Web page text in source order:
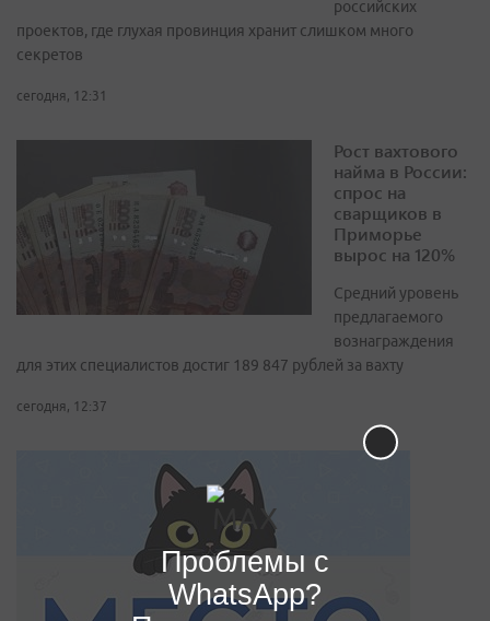
российских
проектов, где глухая провинция хранит слишком много
секретов
сегодня, 12:31
Рост вахтового
найма в России:
спрос на
сварщиков в
Приморье
вырос на 120%
Средний уровень
предлагаемого
вознаграждения
для этих специалистов достиг 189 847 рублей за вахту
сегодня, 12:37
Проблемы с
WhatsApp?